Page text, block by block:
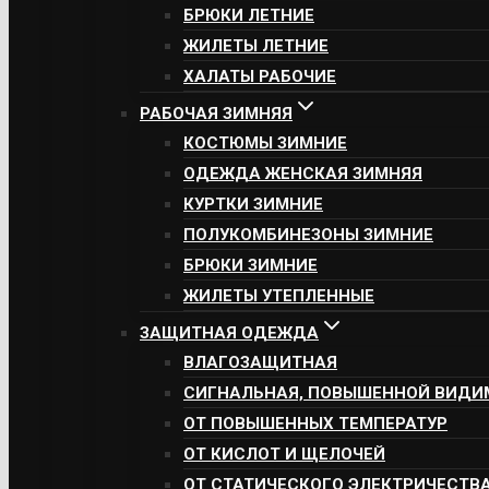
БРЮКИ ЛЕТНИЕ
ЖИЛЕТЫ ЛЕТНИЕ
ХАЛАТЫ РАБОЧИЕ
РАБОЧАЯ ЗИМНЯЯ
КОСТЮМЫ ЗИМНИЕ
ОДЕЖДА ЖЕНСКАЯ ЗИМНЯЯ
КУРТКИ ЗИМНИЕ
ПОЛУКОМБИНЕЗОНЫ ЗИМНИЕ
БРЮКИ ЗИМНИЕ
ЖИЛЕТЫ УТЕПЛЕННЫЕ
ЗАЩИТНАЯ ОДЕЖДА
ВЛАГОЗАЩИТНАЯ
СИГНАЛЬНАЯ, ПОВЫШЕННОЙ
ОТ ПОВЫШЕННЫХ ТЕМПЕРАТУР
ОТ КИСЛОТ И ЩЕЛОЧЕЙ
ОТ СТАТИЧЕСКОГО